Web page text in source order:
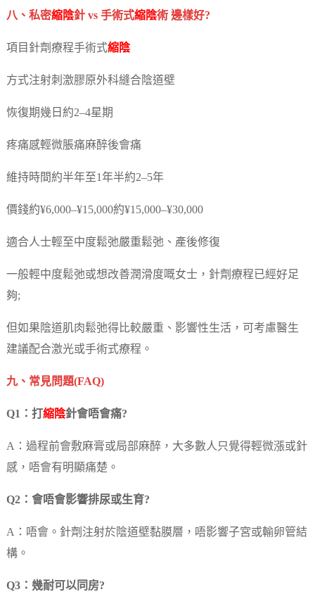
八、私密縮陰針 vs 手術式縮陰術 邊樣好?
項目針劑療程手術式縮陰
方式注射刺激膠原外科縫合陰道壁
恢復期幾日約2–4星期
疼痛感輕微脹痛麻醉後會痛
維持時間約半年至1年半約2–5年
價錢約¥6,000–¥15,000約¥15,000–¥30,000
適合人士輕至中度鬆弛嚴重鬆弛、產後修復
一般輕中度鬆弛或想改善潤滑度嘅女士，針劑療程已經好足
夠;
但如果陰道肌肉鬆弛得比較嚴重、影響性生活，可考慮醫生
建議配合激光或手術式療程。
九、常見問題(FAQ)
Q1：打 縮陰針會唔會痛?
A：過程前會敷麻膏或局部麻醉，大多數人只覺得輕微漲或針
感，唔會有明顯痛楚。
Q2：會唔會影響排尿或生育?
A：唔會。針劑注射於陰道壁黏膜層，唔影響子宮或輸卵管結
構。
Q3：幾耐可以同房?